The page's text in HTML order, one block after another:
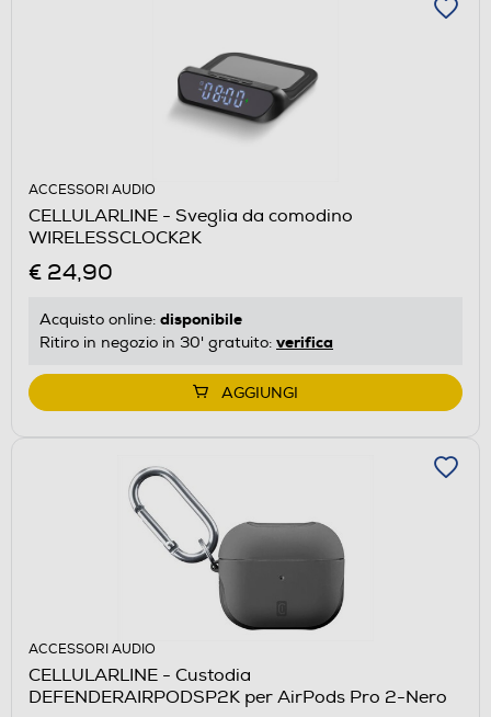
ACCESSORI AUDIO
CELLULARLINE - Sveglia da comodino
WIRELESSCLOCK2K
€ 24,90
Acquisto online: disponibile
Ritiro in negozio in 30' gratuito: verifica
AGGIUNGI
ACCESSORI AUDIO
CELLULARLINE - Custodia
DEFENDERAIRPODSP2K per AirPods Pro 2-Nero